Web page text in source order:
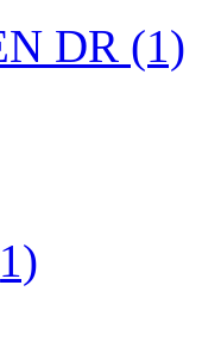
DR (1)